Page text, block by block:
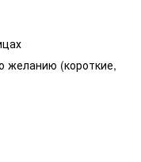
желанию (короткие,